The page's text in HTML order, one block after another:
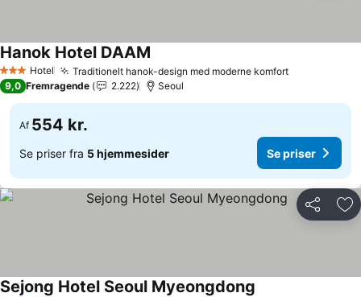
3 StjernerHotel Traditionelt hanok-design med moderne komfortSe priser
Hanok Hotel DAAM
9,0 Fremragende 2.222 Seoul
Af 554 kr.
Se priser fra 5 hjemmesider Se priser
Del
Sejong Hotel Seoul Myeongdong